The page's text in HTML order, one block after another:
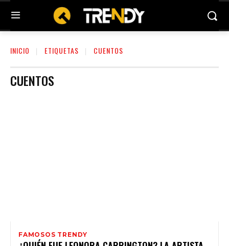
INICIO ETIQUETAS CUENTOS
CUENTOS
FAMOSOS TRENDY